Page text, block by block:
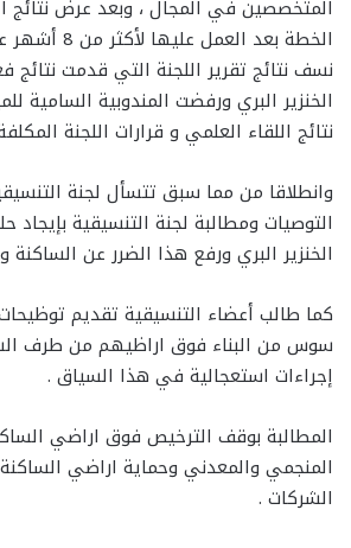
المتخصصين في المجال ، وبعد عرض نتائج
الخطة بعد
نسف نتائج تقرير اللجنة التي قدمت نتائج
الخنزير البري ورفضت المندوبية السامية
نتائج اللقاء العلمي و قرارات اللجنة
وانطلاقا من مما سبق تتسأل لجنة
التوصيات ومطالبة لجنة التنسيقية
الخنزير البري ورفع هذا الضرر عن
كما طالب أعضاء التنسيقية تقديم
سوس من البناء فوق اراظيهم من طرف
إجراءات استعجالية في هذا السياق .
المطالبة بوقف الترخيص فوق اراضي
المنجمي والمعدني وحماية اراضي
الشركات .